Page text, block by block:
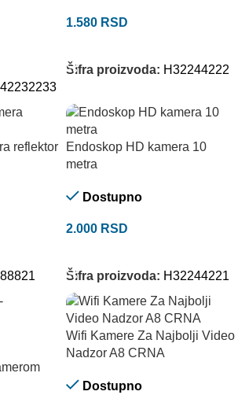
1.580 RSD
Šifra proizvoda: H32244222
reflektor
Endoskop HD kamera 10
metra
Dostupno
2.000 RSD
Šifra proizvoda: H32244221
Wifi Kamere Za Najbolji Video
Nadzor A8 CRNA
Dostupno